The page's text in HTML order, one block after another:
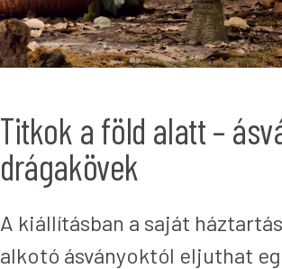
Titkok a föld alatt –
drágakövek
A kiállításban a saját
alkotó ásványoktól eljuthat